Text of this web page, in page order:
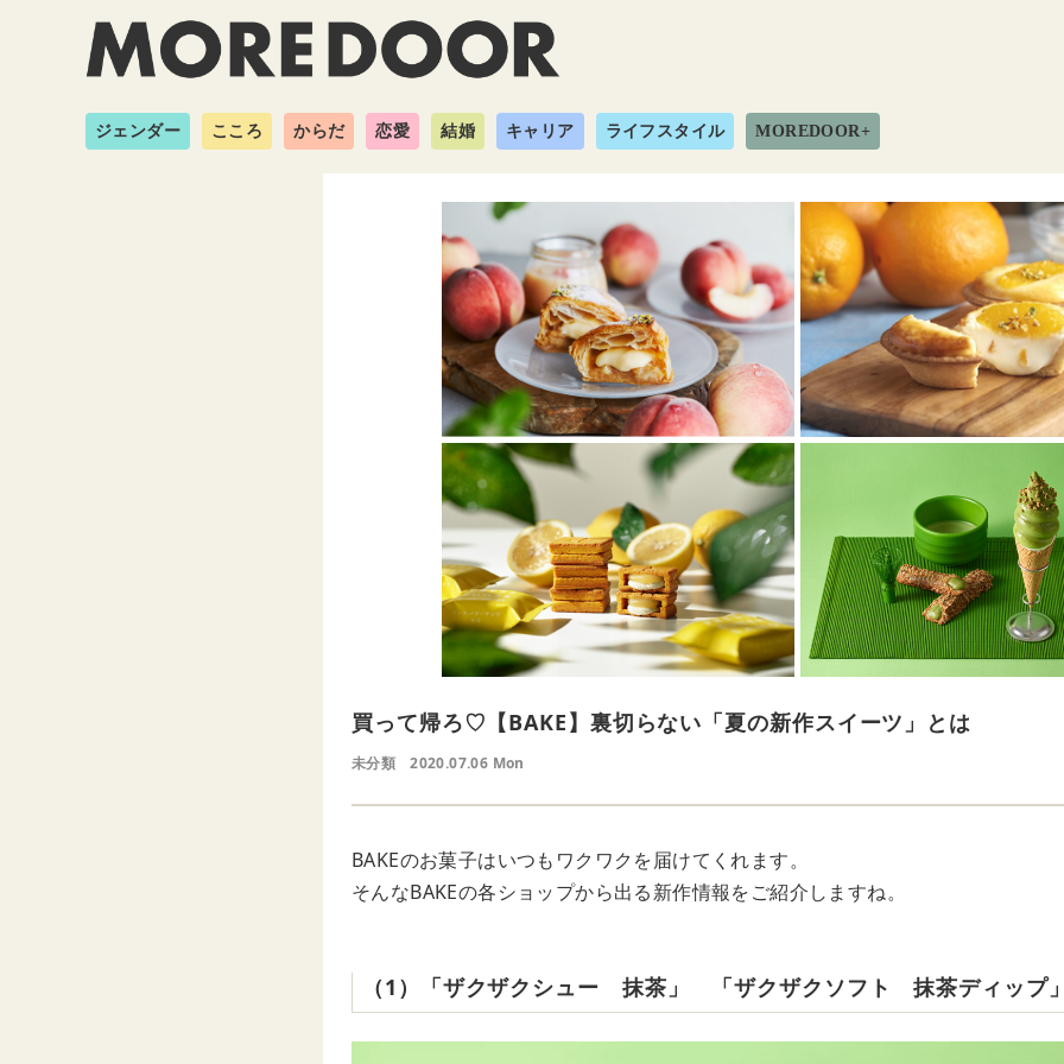
ジェンダー こころ からだ 恋愛 結婚 キャリア ライフスタイル MOREDOOR+
買って帰ろ♡【BAKE】裏切らない「夏の新作スイーツ」とは
未分類 2020.07.06 Mon
BAKEのお菓子はいつもワクワクを届けてくれます。
そんなBAKEの各ショップから出る新作情報をご紹介しますね。
（1）「ザクザクシュー 抹茶」 「ザクザクソフト 抹茶ディップ